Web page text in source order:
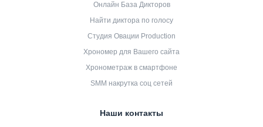
Онлайн База Дикторов
Найти диктора по голосу
Студия Овации Production
Хрономер для Вашего сайта
Хронометраж в смартфоне
SMM накрутка соц сетей
Наши контакты